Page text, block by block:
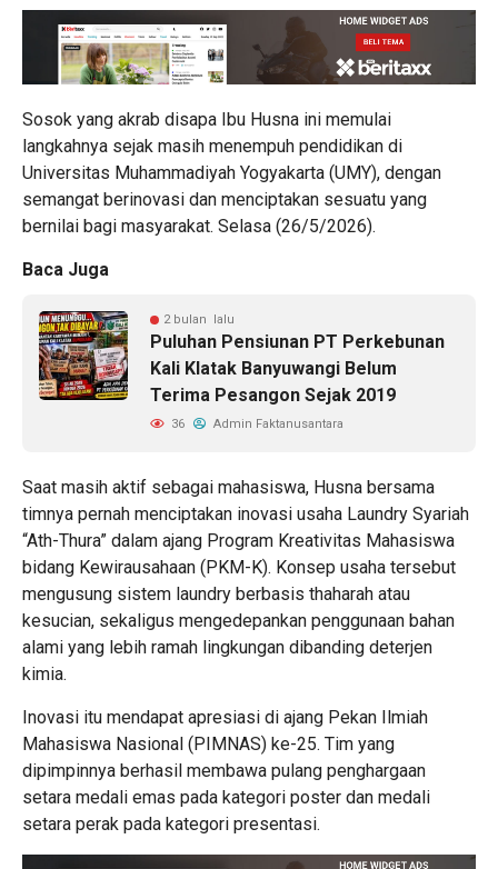
Sosok yang akrab disapa Ibu Husna ini memulai
langkahnya sejak masih menempuh pendidikan di
Universitas Muhammadiyah Yogyakarta (UMY), dengan
semangat berinovasi dan menciptakan sesuatu yang
bernilai bagi masyarakat. Selasa (26/5/2026).
Baca Juga
2 bulan lalu
Puluhan Pensiunan PT Perkebunan
Kali Klatak Banyuwangi Belum
Terima Pesangon Sejak 2019
36 Admin Faktanusantara
Saat masih aktif sebagai mahasiswa, Husna bersama
timnya pernah menciptakan inovasi usaha Laundry Syariah
“Ath-Thura” dalam ajang Program Kreativitas Mahasiswa
bidang Kewirausahaan (PKM-K). Konsep usaha tersebut
mengusung sistem laundry berbasis thaharah atau
kesucian, sekaligus mengedepankan penggunaan bahan
alami yang lebih ramah lingkungan dibanding deterjen
kimia.
Inovasi itu mendapat apresiasi di ajang Pekan Ilmiah
Mahasiswa Nasional (PIMNAS) ke-25. Tim yang
dipimpinnya berhasil membawa pulang penghargaan
setara medali emas pada kategori poster dan medali
setara perak pada kategori presentasi.